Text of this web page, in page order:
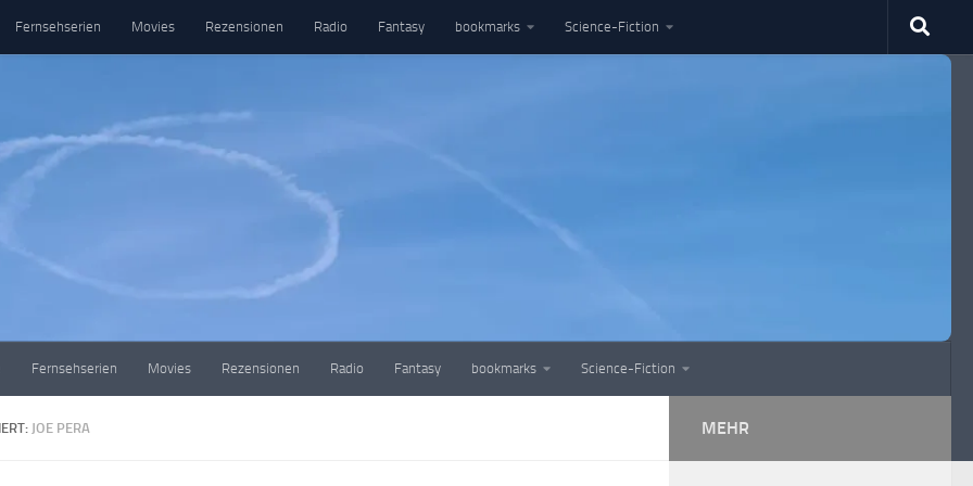
Fernsehserien Movies Rezensionen Radio Fantasy bookmarks Science-Fiction
Fernsehserien Movies Rezensionen Radio Fantasy bookmarks Science-Fiction
JOE PERA MEHR